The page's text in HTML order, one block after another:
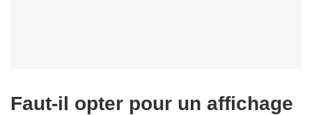
Faut-il opter pour un affichage